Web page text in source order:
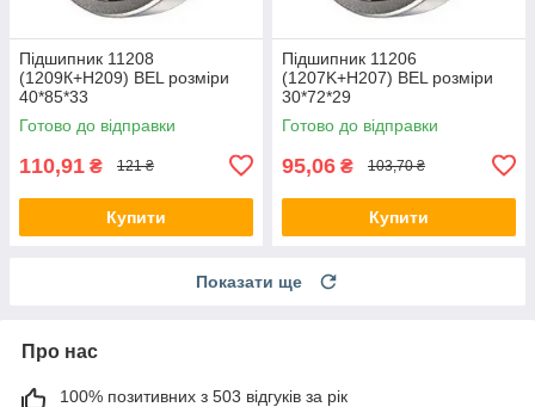
Підшипник 11208
(1209К+Н209) BEL розміри
40*85*33
Готово до відправки
110,91 ₴ 121 ₴
Купити
Підшипник 11206
(1207K+H207) BEL розміри
30*72*29
Готово до відправки
95,06 ₴ 103,70 ₴
Купити
Показати ще
Про нас
100% позитивних з 503 відгуків за рік